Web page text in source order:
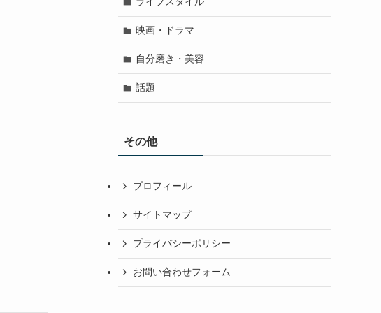
映画・ドラマ
自分磨き・美容
話題
その他
プロフィール
サイトマップ
プライバシーポリシー
お問い合わせフォーム